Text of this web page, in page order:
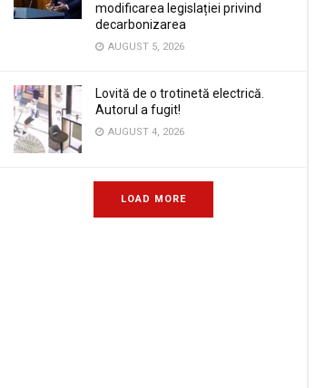
modificarea legislației privind
decarbonizarea
AUGUST 5, 2026
Lovită de o trotinetă electrică.
Autorul a fugit!
AUGUST 4, 2026
LOAD MORE